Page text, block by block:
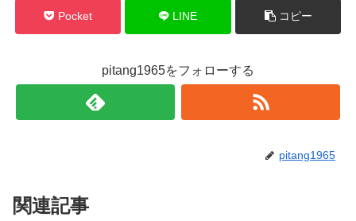
Pocket LINE コピー
pitang1965をフォローする
pitang1965
関連記事